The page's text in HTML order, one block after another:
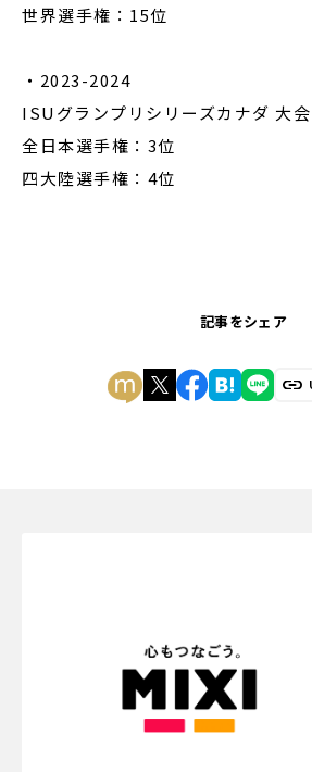
世界選手権：15位
・2023-2024
ISUグランプリシリーズカナダ 大
全日本選手権：3位
四大陸選手権：4位
記事をシェア